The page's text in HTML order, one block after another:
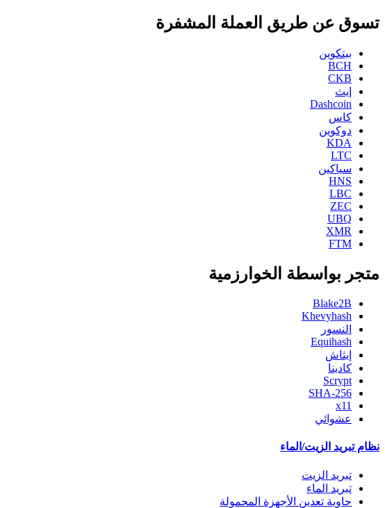
تسوق عن طريق العملة المشفرة
بيتكوين
BCH
CKB
إيث
Dashcoin
كاس
دوكوين
KDA
LTC
سياكين
HNS
LBC
ZEC
UBQ
XMR
FTM
متجر بواسطة الخوارزمية
Blake2B
Khevyhash
النسور
Equihash
إيثاش
كادينا
Scrypt
SHA-256
x11
عشوائي
نظام تبريد الزيت/الماء
تبريد الزيت
تبريد الماء
حاوية تعدين الأجهزة المحمولة